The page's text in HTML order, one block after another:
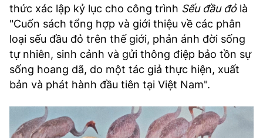
CỐNG HIẾN
BÙI XUÂN PHÁI
TIỆN ÍCH
LIÊN HỆ QUẢNG CÁO
Hotline: 0981.119.189
thức xác lập kỷ lục cho công trình Sếu đầu đỏlà
"Cuốn sách tổng hợp và giới thiệu về các phân
loại sếu đầu đỏ trên thế giới, phản ánh đời sống
tự nhiên, sinh cảnh và gửi thông điệp bảo tồn sự
sống hoang dã, do một tác giả thực hiện, xuất
bản và phát hành đầu tiên tại Việt Nam".